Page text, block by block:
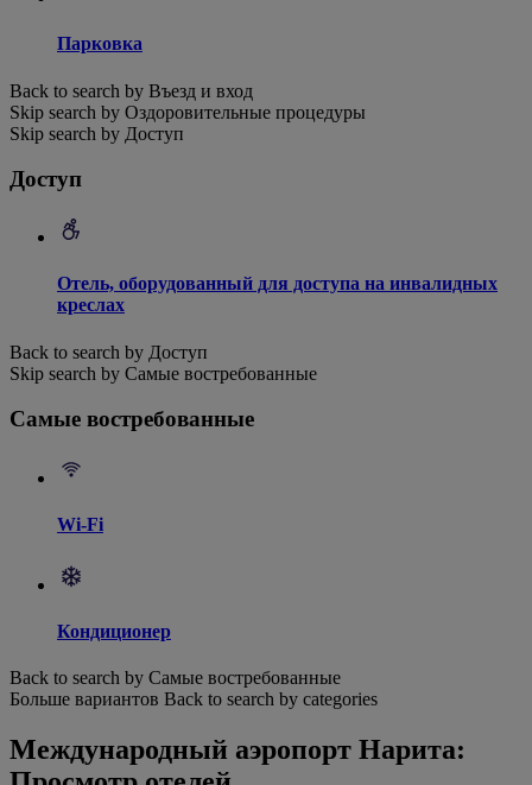
Парковка
Back to search by Въезд и вход
Skip search by Оздоровительные процедуры
Skip search by Доступ
Доступ
Отель, оборудованный для доступа на инвалидных
креслах
Back to search by Доступ
Skip search by Самые востребованные
Самые востребованные
Wi-Fi
Кондиционер
Back to search by Самые востребованные
Больше вариантов Back to search by categories
Международный аэропорт Нарита: